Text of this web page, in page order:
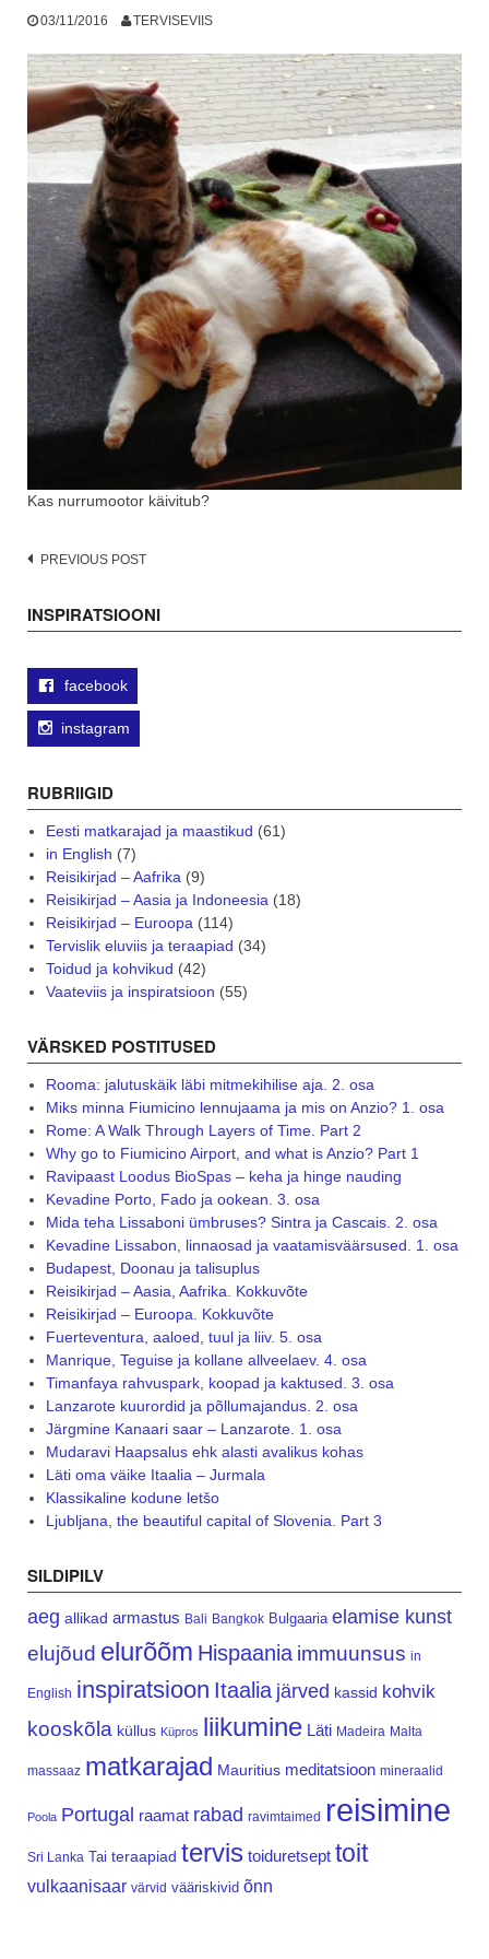
03/11/2016 TERVISEVIIS
Kas nurrumootor käivitub?
Post
PREVIOUS POST
INSPIRATSIOONI
facebook
instagram
RUBRIIGID
Eesti matkarajad ja maastikud (61)
in English (7)
Reisikirjad – Aafrika (9)
Reisikirjad – Aasia ja Indoneesia (18)
Reisikirjad – Euroopa (114)
Tervislik eluviis ja teraapiad (34)
Toidud ja kohvikud (42)
Vaateviis ja inspiratsioon (55)
VÄRSKED POSTITUSED
Rooma: jalutuskäik läbi mitmekihilise aja. 2. osa
Miks minna Fiumicino lennujaama ja mis on Anzio? 1. osa
Rome: A Walk Through Layers of Time. Part 2
Why go to Fiumicino Airport, and what is Anzio? Part 1
Ravipaast Loodus BioSpas – keha ja hinge nauding
Kevadine Porto, Fado ja ookean. 3. osa
Mida teha Lissaboni ümbruses? Sintra ja Cascais. 2. osa
Kevadine Lissabon, linnaosad ja vaatamisväärsused. 1. osa
Budapest, Doonau ja talisuplus
Reisikirjad – Aasia, Aafrika. Kokkuvõte
Reisikirjad – Euroopa. Kokkuvõte
Fuerteventura, aaloed, tuul ja liiv. 5. osa
Manrique, Teguise ja kollane allveelaev. 4. osa
Timanfaya rahvuspark, koopad ja kaktused. 3. osa
Lanzarote kuurordid ja põllumajandus. 2. osa
Järgmine Kanaari saar – Lanzarote. 1. osa
Mudaravi Haapsalus ehk alasti avalikus kohas
Läti oma väike Itaalia – Jurmala
Klassikaline kodune letšo
Ljubljana, the beautiful capital of Slovenia. Part 3
SILDIPILV
aeg allikad armastus Bali Bangkok Bulgaaria elamise kunst
elujõud elurõõm Hispaania immuunsus in
English inspiratsioon Itaalia järved kassid kohvik
kooskõla küllus Küpros liikumine Läti Madeira Malta
massaaz matkarajad Mauritius meditatsioon mineraalid
Poola Portugal raamat rabad ravimtaimed reisimine
Sri Lanka Tai teraapiad tervis toiduretsept toit
vulkaanisaar värvid vääriskivid õnn